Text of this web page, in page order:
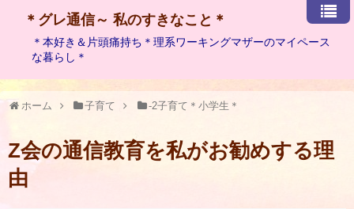
＊グレ通信～ 私のすきなこと＊
＊本好き＆片頭痛持ち＊理系ワーキングマザーのマイペース
な暮らし＊
ホーム 子育て -2子育て＊小学生＊
Z会の通信教育を私がお勧めする理
由